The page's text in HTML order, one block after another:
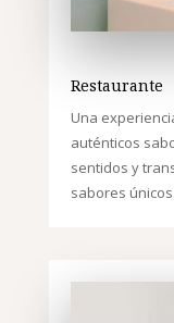
Restaurante
Una
auténticos
sentidos y
sabores únicos.